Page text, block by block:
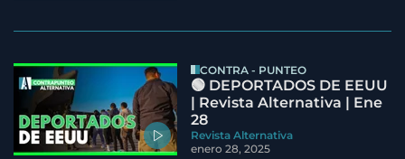
CONTRA - PUNTEO
🟢 DEPORTADOS DE EEUU
| Revista Alternativa | Ene
28
Revista Alternativa
enero 28, 2025